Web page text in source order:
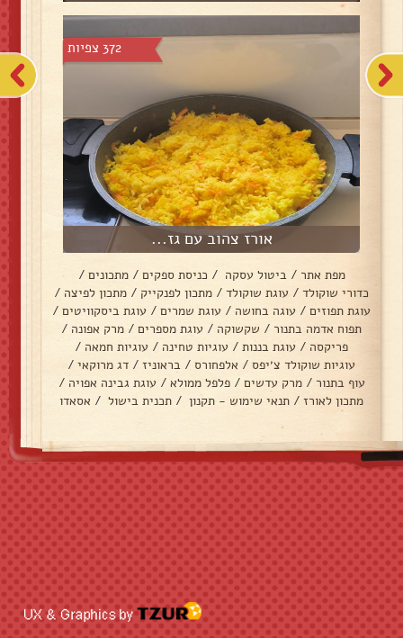
372 צפיות
אורז צהוב עם גז...
מפת אתר / ביטול עסקה / כניסת ספקים / מתכונים /
כדורי שוקולד / עוגת שוקולד / מתכון לפנקייק / מתכון לפיצה /
עוגת תפוזים / עוגה בחושה / עוגת שמרים / עוגת ביסקוויטים /
תפוח אדמה בתנור / שקשוקה / עוגת מספרים / מרק אפונה /
פריקסה / עוגת בננות / עוגיות טחינה / עוגיות חמאה /
עוגיות שוקולד צ׳יפס / אלפחורס / בראוניז / דג מרוקאי /
עוף בתנור / מרק עדשים / פלפל ממולא / עוגת גבינה אפויה /
מתכון לאורז / תנאי שימוש - תקנון / תכנית בישול / אסאדו